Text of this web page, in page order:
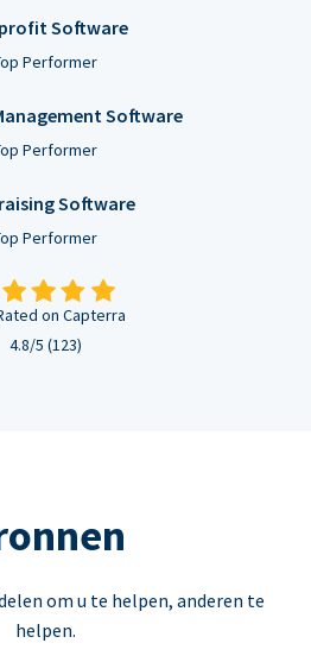
Software
Performer
Software
Performer
Software
Performer
on Capterra
4.8/5 (123)
om u te helpen, anderen te
helpen.